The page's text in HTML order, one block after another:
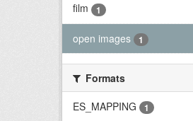
film 1
open images 1
Formats
ES_MAPPING
1